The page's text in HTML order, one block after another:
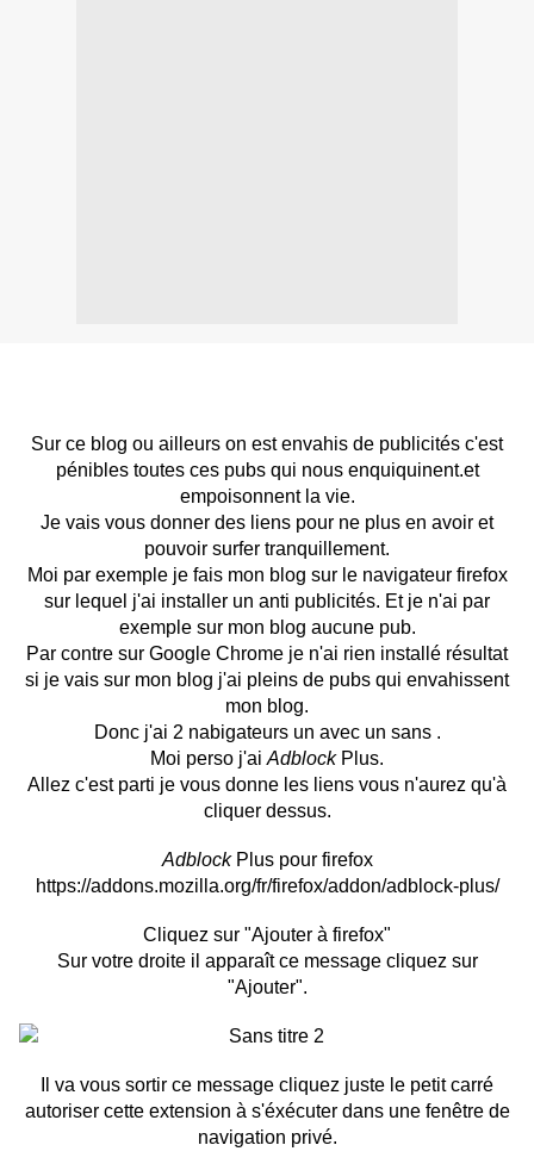
Sur ce blog ou ailleurs on est envahis de publicités c'est
pénibles toutes ces pubs qui nous enquiquinent.et
empoisonnent la vie.
Je vais vous donner des liens pour ne plus en avoir et
pouvoir surfer tranquillement.
Moi par exemple je fais mon blog sur le navigateur firefox
sur lequel j'ai installer un anti publicités. Et je n'ai par
exemple sur mon blog aucune pub.
Par contre sur Google Chrome je n'ai rien installé résultat
si je vais sur mon blog j'ai pleins de pubs qui envahissent
mon blog.
Donc j'ai 2 nabigateurs un avec un sans .
Moi perso j'ai AdblockPlus.
Allez c'est parti je vous donne les liens vous n'aurez qu'à
cliquer dessus.
AdblockPlus pour firefox
https://addons.mozilla.org/fr/firefox/addon/adblock-plus/
Cliquez sur "Ajouter à firefox"
Sur votre droite il apparaît ce message cliquez sur
"Ajouter".
Il va vous sortir ce message cliquez juste le petit carré
autoriser cette extension à s'éxécuter dans une fenêtre de
navigation privé.